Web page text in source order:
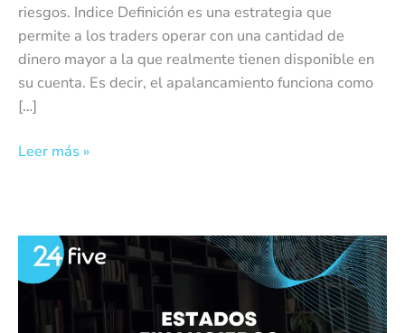
riesgos. Indice Definición es una estrategia que
permite a los traders operar con una cantidad de
dinero mayor a la que realmente tienen disponible en
su cuenta. Es decir, el apalancamiento funciona como
[…]
Leer más »
Estados
Financieros